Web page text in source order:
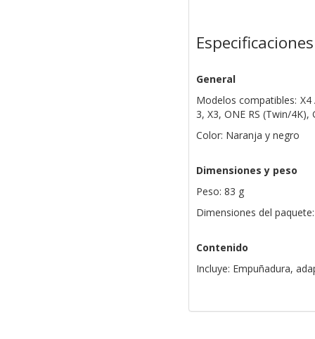
Especificaciones
General
Modelos compatibles:
3, X3, ONE RS (Twin/4K),
Color: Naranja y negro
Dimensiones y peso
Peso: 83 g
Dimensiones del
Contenido
Incluye: Empuñadura,